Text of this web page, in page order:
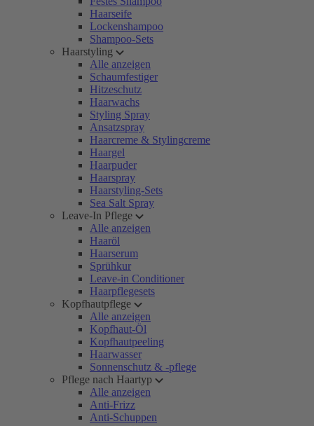
Haarseife
Lockenshampoo
Shampoo-Sets
Haarstyling
Alle anzeigen
Schaumfestiger
Hitzeschutz
Haarwachs
Styling Spray
Ansatzspray
Haarcreme & Stylingcreme
Haargel
Haarpuder
Haarspray
Haarstyling-Sets
Sea Salt Spray
Leave-In Pflege
Alle anzeigen
Haaröl
Haarserum
Sprühkur
Leave-in Conditioner
Haarpflegesets
Kopfhautpflege
Alle anzeigen
Kopfhaut-Öl
Kopfhautpeeling
Haarwasser
Sonnenschutz & -pflege
Pflege nach Haartyp
Alle anzeigen
Anti-Frizz
Anti-Schuppen